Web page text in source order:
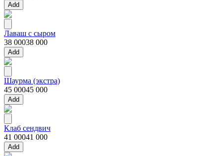
Add
Лаваш с сыром
38 00038 000
Add
Шаурма (экстра)
45 00045 000
Add
Клаб сендвич
41 00041 000
Add